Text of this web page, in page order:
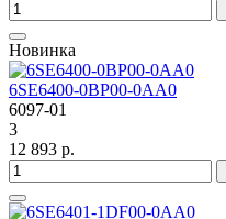
Новинка
6SE6400-0BP00-0AA0
6097-01
3
12 893 р.